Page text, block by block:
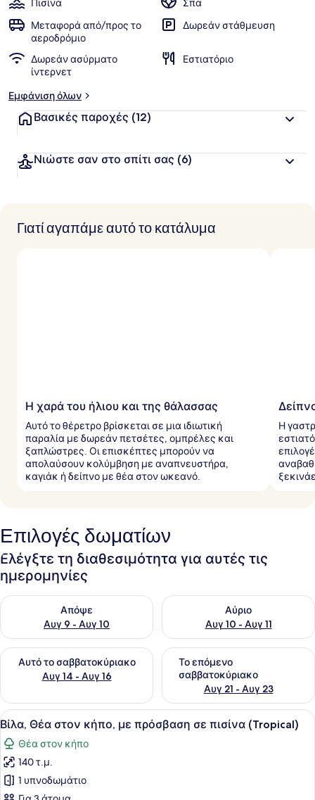
Πισίνα
Σπα
Μεταφορά από/προς το
αεροδρόμιο
Δωρεάν στάθμευση
Δωρεάν ασύρματο
ίντερνετ
Εστιατόριο
Εμφάνιση όλων
Βασικές παροχές (12)
Νιώστε σαν στο σπίτι σας (6)
Γιατί αγαπάμε αυτό το κατάλυμα
Η χαρά του ήλιου και της θάλασσας
Αυτό το θέρετρο βρίσκεται σε μια ιδιωτική
παραλία με δωρεάν πετσέτες, ομπρέλες και
ξαπλώστρες. Οι επισκέπτες μπορούν να
απολαύσουν κολύμβηση με αναπνευστήρα,
καγιάκ ή δείπνο με θέα στον ωκεανό.
Η
Επιλογές δωματίων
Ελέγξτε τη διαθεσιμότητα για αυτές τις
ημερομηνίες
Απόψε
Αυγ 9 - Αυγ 10
Έλεγχος διαθεσιμότητας για απόψε Αυγ 9 - Αυγ 10
Αύριο
Αυγ 10 - Αυγ 11
Έλεγχος διαθεσιμότητας
Αυτό το σαββατοκύριακο
Αυγ 14 - Αυγ 16
Έλεγχος διαθεσιμότητας για αυτό το σαββατοκύριακο Αυγ
Το επόμενο
σαββατοκύριακο
Αυγ 21 - Αυγ 23
Έλεγχος διαθεσιμότητας
Προβολή
όλων
των
φωτογραφιών
για
Ένα υπνοδωμάτιο με ένα κρεβάτι
9
Βίλα, Θέα στον κήπο, με πρόσβαση σε πισίνα (Tropical)
Θέα στον κήπο
140 τ.μ.
1 υπνοδωμάτιο